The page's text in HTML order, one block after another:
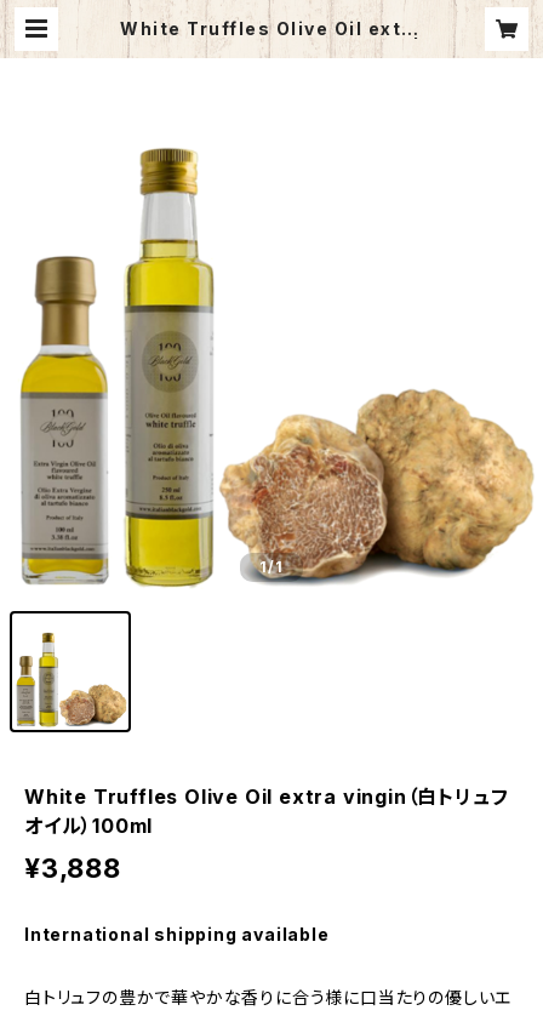
White Truffles Olive Oil extra
vingin（白トリュフオイル）100ml |
1/1
White Truffles Olive Oil extra vingin（白トリュフ
オイル）100ml
¥3,888
International shipping available
白トリュフの豊かで華やかな香りに合う様に口当たりの優しいエ